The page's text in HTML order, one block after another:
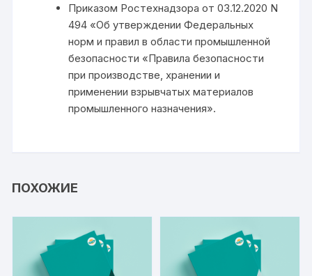
Приказом Ростехнадзора от 03.12.2020 N
494 «Об утверждении Федеральных
норм и правил в области промышленной
безопасности «Правила безопасности
при производстве, хранении и
применении взрывчатых материалов
промышленного назначения».
ПОХОЖИЕ